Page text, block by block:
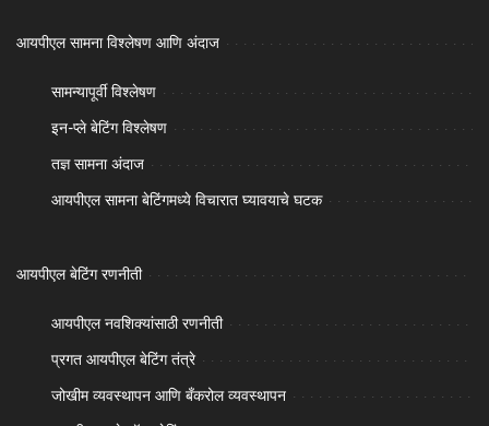
आयपीएल सामना विश्लेषण आणि अंदाज
सामन्यापूर्वी विश्लेषण
इन-प्ले बेटिंग विश्लेषण
तज्ञ सामना अंदाज
आयपीएल सामना बेटिंगमध्ये विचारात घ्यावयाचे घटक
आयपीएल बेटिंग रणनीती
आयपीएल नवशिक्यांसाठी रणनीती
प्रगत आयपीएल बेटिंग तंत्रे
जोखीम व्यवस्थापन आणि बँकरोल व्यवस्थापन